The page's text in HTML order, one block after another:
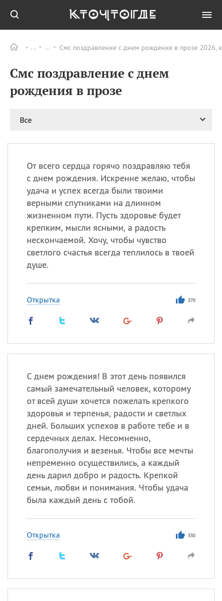
Смс поздравление с днем рождения в прозе 2026,
Смс поздравление с днем
рождения в прозе
Все
От всего сердца горячо поздравляю тебя
с днем рождения. Искренне желаю, чтобы
удача и успех всегда были твоими
верными спутниками на длинном
жизненном пути. Пусть здоровье будет
крепким, мысли ясными, а радость
нескончаемой. Хочу, чтобы чувство
светлого счастья всегда теплилось в твоей
душе.
Открытка 370
С днем рождения! В этот день появился
самый замечательный человек, которому
от всей души хочется пожелать крепкого
здоровья и терпенья, радости и светлых
дней. Больших успехов в работе тебе и в
сердечных делах. Несомненно,
благополучия и везенья. Чтобы все мечты
непременно осуществились, а каждый
день дарил добро и радость. Крепкой
семьи, любви и понимания. Чтобы удача
была каждый день с тобой.
Открытка 330
ПРАЗДНИКИ Все
09.08 День памяти жертв
атомной
день
рисового пудинга
09.08 День Дымняшки
(Smokey Bear Day)
ИМЕНА
Сегодня празднуют именины